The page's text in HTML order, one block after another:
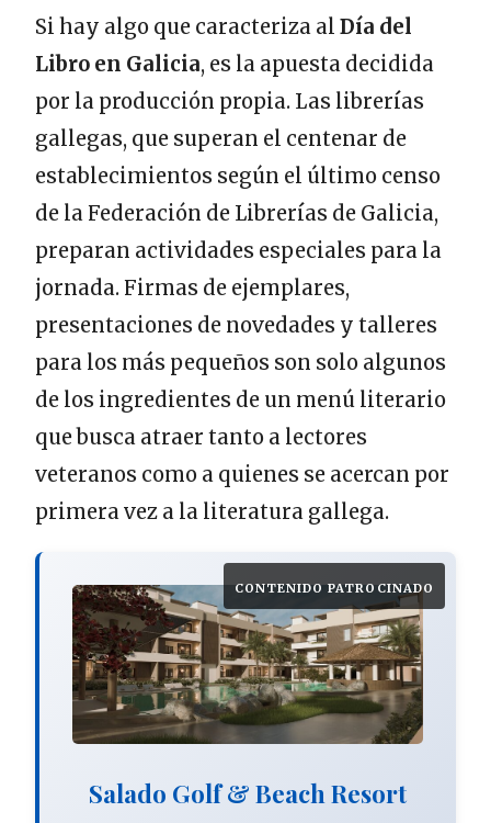
Si hay algo que caracteriza al Día del
Libro en Galicia, es la apuesta decidida
por la producción propia. Las librerías
gallegas, que superan el centenar de
establecimientos según el último censo
de la Federación de Librerías de Galicia,
preparan actividades especiales para la
jornada. Firmas de ejemplares,
presentaciones de novedades y talleres
para los más pequeños son solo algunos
de los ingredientes de un menú literario
que busca atraer tanto a lectores
veteranos como a quienes se acercan por
primera vez a la literatura gallega.
CONTENIDO PATROCINADO
Salado Golf & Beach Resort